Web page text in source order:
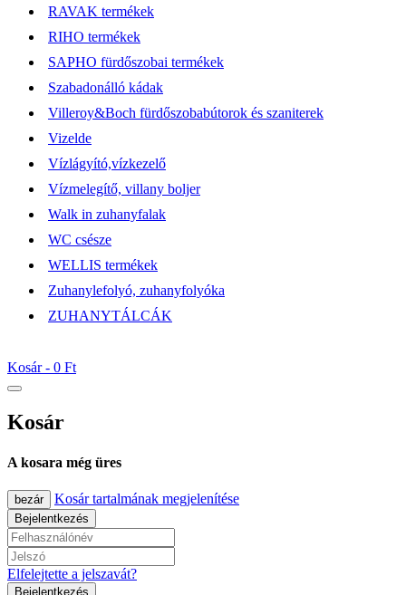
RAVAK termékek
RIHO termékek
SAPHO fürdőszobai termékek
Szabadonálló kádak
Villeroy&Boch fürdőszobabútorok és szaniterek
Vizelde
Vízlágyító,vízkezelő
Vízmelegítő, villany boljer
Walk in zuhanyfalak
WC csésze
WELLIS termékek
Zuhanylefolyó, zuhanyfolyóka
ZUHANYTÁLCÁK
Kosár - 0 Ft
Kosár
A kosara még üres
bezár Kosár tartalmának megjelenítése
Bejelentkezés
Elfelejtette a jelszavát?
Bejelentkezés